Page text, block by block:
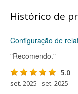
Histórico de
Configuração de
"Recomendo."
5.0
set. 2025 - set. 2025